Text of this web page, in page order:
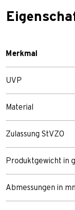
Merkmal
UVP
Material
Zulassung StVZO
Produktgewicht in g
Abmessungen in